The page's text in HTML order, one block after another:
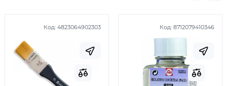
Код: 4823064902303 Код: 8712079410346